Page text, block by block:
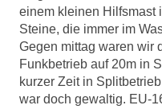
einem kleinen Hilfsmast
Steine, die immer im
Gegen mittag waren wir
Funkbetrieb auf 20m in
kurzer Zeit in
war doch gewaltig. EU-